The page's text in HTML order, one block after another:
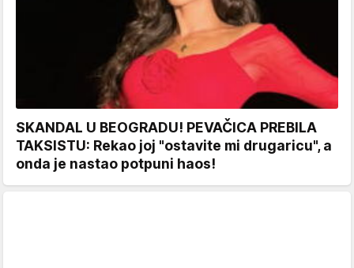
SKANDAL U BEOGRADU! PEVAČICA PREBILA
TAKSISTU: Rekao joj "ostavite mi drugaricu", a
onda je nastao potpuni haos!